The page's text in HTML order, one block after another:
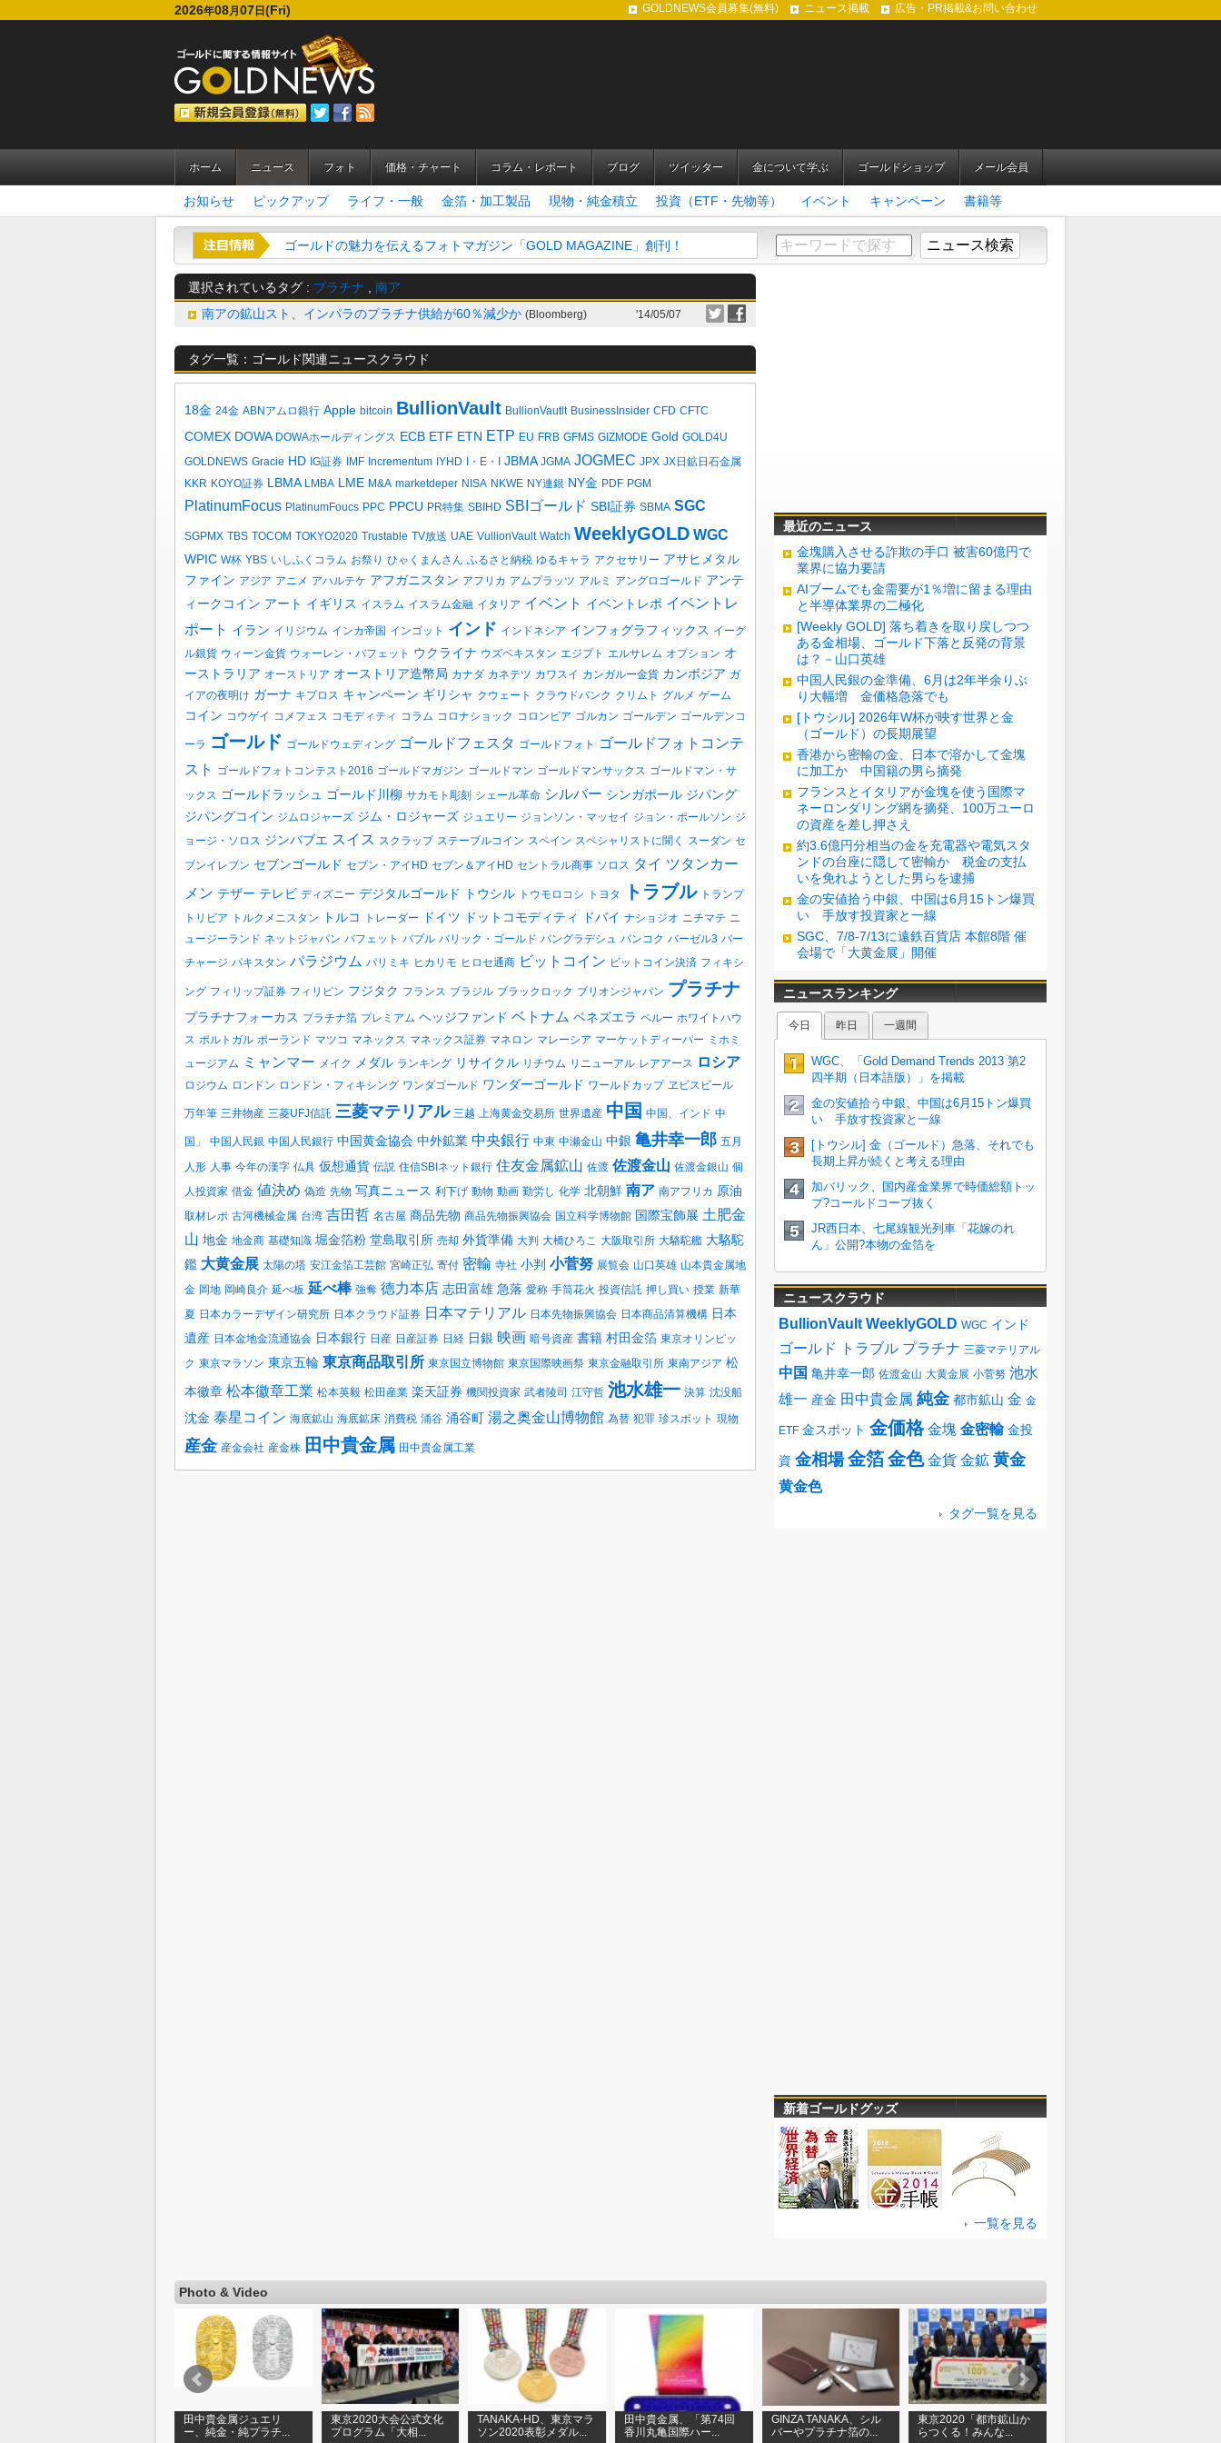
2026年08月 07 日 (Fri) GOLDNEWS会員募集(無料) ニュース掲載 広告・PR掲載&お問い合わせ
ホーム ニュース フォト 価格・チャート コラム・レポート ブログ ツイッター 金について学ぶ ゴールドショップ メール会員
お知らせ ピックアップ ライフ・一般 金箔・加工製品 現物・純金積立 投資（ETF・先物等） イベント キャンペーン 書籍等
ゴールドの魅力を伝えるフォトマガジン「GOLD MAGAZINE」創刊！
選択されているタグ : プラチナ
南ア
南アの鉱山スト、インパラのプラチナ供給が60％減少か (Bloomberg) '14/05/07
タグ一覧：ゴールド関連ニュースクラウド
18金 24金 ABNアムロ銀行 Apple bitcoin BullionVault BullionVautlt BusinessInsider CFD CFTC
COMEX DOWA DOWAホールディングス ECB ETF ETN ETP EU FRB GFMS GIZMODE Gold GOLD4U
GOLDNEWS Gracie HD IG証券 IMF Incrementum IYHD I・E・I JBMA JGMA JOGMEC JPX JX日鉱日石金属
KKR KOYO証券 LBMA LMBA LME M&A marketdeper NISA NKWE NY連銀 NY金 PDF PGM
PlatinumFocus PlatinumFoucs PPC PPCU PR特集 SBIHD SBIゴールド SBI証券 SBMA SGC
SGPMX TBS TOCOM TOKYO2020 Trustable TV放送 UAE VullionVault Watch WeeklyGOLD WGC
WPIC W杯 YBS いしふくコラム お祭り ひゃくまんさん ふるさと納税 ゆるキャラ アクセサリー アサヒメタル
ファイン アジア アニメ アハルテケ アフガニスタン アフリカ アムプラッツ アルミ アングロゴールド アンテ
ィークコイン アート イギリス イスラム イスラム金融 イタリア イベント イベントレポ イベントレ
ポート イラン イリジウム インカ帝国 インゴット インド インドネシア インフォグラフィックス イーグ
ル銀貨 ウィーン金貨 ウォーレン・バフェット ウクライナ ウズベキスタン エジプト エルサレム オプション オ
ーストラリア オーストリア オーストリア造幣局 カナダ カネテツ カワスイ カンガルー金貨 カンボジア ガ
イアの夜明け ガーナ キプロス キャンペーン ギリシャ クウェート クラウドバンク クリムト グルメ ゲーム
コイン コウゲイ コメフェス コモディティ コラム コロナショック コロンビア ゴルカン ゴールデン ゴールデンコ
ーラ ゴールド ゴールドウェディング ゴールドフェスタ ゴールドフォト
ゴールドフォトコンテ
スト
ゴールドフォトコンテスト2016 ゴールドマガジン ゴールドマン ゴールドマンサックス ゴールドマン・サ
ックス ゴールドラッシュ ゴールド川柳 サカモト彫刻 シェール革命 シルバー シンガポール ジパング
ジパングコイン ジムロジャーズ ジム・ロジャーズ ジュエリー ジョンソン・マッセイ ジョン・ポールソン ジ
ョージ・ソロス ジンバブエ スイス スクラップ ステーブルコイン スペイン スペシャリストに聞く スーダン セ
ブンイレブン セブンゴールド セブン・アイHD セブン＆アイHD セントラル商事 ソロス タイ ツタンカー
メン テザー テレビ ディズニー デジタルゴールド トウシル トウモロコシ トヨタ トラブル トランプ
トリビア
トルクメニスタン トルコ トレーダー ドイツ ドットコモディティ ドバイ ナショジオ ニチマテ ニ
ュージーランド ネットジャパン バフェット バブル バリック・ゴールド バングラデシュ バンコク バーゼル3 バー
チャージ パキスタン パラジウム パリミキ ヒカリモ ヒロセ通商 ビットコイン ビットコイン決済 フィキシ
ング フィリップ証券 フィリピン フジタク フランス ブラジル ブラックロック ブリオンジャパン プラチナ
プラチナフォーカス プラチナ箔 プレミアム ヘッジファンド ベトナム ベネズエラ ペルー ホワイトハウ
ス ポルトガル ポーランド マツコ マネックス マネックス証券 マネロン マレーシア マーケットディーパー ミホミ
ュージアム
ミャンマー メイク メダル ランキング リサイクル リチウム リニューアル レアアース ロシア
ロジウム ロンドン ロンドン・フィキシング ワンダゴールド ワンダーゴールド ワールドカップ ヱビスビール
万年筆 三井物産 三菱UFJ信託 三菱マテリアル 三越 上海黄金交易所 世界遺産 中国 中国、インド 中
国」 中国人民銀 中国人民銀行 中国黄金協会 中外鉱業 中央銀行 中東 中瀬金山 中銀 亀井幸一郎 五月
人形 人事 今年の漢字 仏具 仮想通貨 伝説 住信SBIネット銀行 住友金属鉱山 佐渡 佐渡金山 佐渡金銀山 個
人投資家 借金 値決め 偽造 先物 写真ニュース 利下げ 動物 動画 勤労し 化学 北朝鮮 南ア 南アフリカ 原油
取材レポ 古河機械金属 台湾 吉田哲 名古屋 商品先物 商品先物振興協会 国立科学博物館 国際宝飾展 土肥金
山 地金 地金商 基礎知識 堀金箔粉 堂島取引所 売却 外貨準備 大判 大橋ひろこ 大阪取引所 大駱駝艦 大駱駝
鑑 大黄金展 太陽の塔 安江金箔工芸館 宮崎正弘 寄付 密輸 寺社 小判 小菅努 展覧会 山口英雄 山本貴金属地
金 岡地 岡崎良介 延べ板 延べ棒 強奪 徳力本店 志田富雄 急落 愛称 手筒花火 投資信託 押し買い 授業 新華
夏 日本カラーデザイン研究所 日本クラウド証券 日本マテリアル 日本先物振興協会 日本商品清算機構 日本
遺産 日本金地金流通協会 日本銀行 日産 日産証券 日経 日銀 映画 暗号資産 書籍 村田金箔 東京オリンピッ
ク 東京マラソン 東京五輪 東京商品取引所 東京国立博物館 東京国際映画祭 東京金融取引所 東南アジア 松
本徽章 松本徽章工業 松本英毅 松田産業 楽天証券 機関投資家 武者陵司 江守哲 池水雄一 決算 沈没船
沈金 泰星コイン 海底鉱山 海底鉱床 消費税 涌谷 涌谷町 湯之奥金山博物館 為替 犯罪 珍スポット 現物
産金 産金会社 産金株 田中貴金属 田中貴金属工業
最近のニュース
金塊購入させる詐欺の手口 被害60億円で
業界に協力要請
AIブームでも金需要が1％増に留まる理由
と半導体業界の二極化
[Weekly GOLD] 落ち着きを取り戻しつつ
ある金相場、ゴールド下落と反発の背景
は？－山口英雄
中国人民銀の金準備、6月は2年半余りぶ
り大幅増 金価格急落でも
[トウシル] 2026年W杯が映す世界と金
（ゴールド）の長期展望
香港から密輸の金、日本で溶かして金塊
に加工か 中国籍の男ら摘発
フランスとイタリアが金塊を使う国際マ
ネーロンダリング網を摘発、100万ユーロ
の資産を差し押さえ
約3.6億円分相当の金を充電器や電気スタ
ンドの台座に隠して密輸か 税金の支払
いを免れようとした男らを逮捕
金の安値拾う中銀、中国は6月15トン爆買
い 手放す投資家と一線
SGC、7/8-7/13に遠鉄百貨店 本館8階 催
会場で「大黄金展」開催
ニュースクラウド
BullionVault WeeklyGOLD WGC インド
ゴールド トラブル プラチナ 三菱マテリアル
中国 亀井幸一郎 佐渡金山 大黄金展 小菅努 池水
雄一 産金 田中貴金属 純金 都市鉱山 金 金
ETF 金スポット 金価格 金塊 金密輸 金投
資 金相場 金箔金色 金貨 金鉱 黄金
黄金色
タグ一覧を見る
新着ゴールドグッズ
一覧を見る
Photo & Video
田中貴金属ジュエリ
ー、純金・純プラチ...
東京2020大会公式文化
プログラム「大相...
TANAKA-HD、東京マラ
ソン2020表彰メダル...
田中貴金属、「第74回
香川丸亀国際ハー...
GINZA TANAKA、シル
バーやプラチナ箔の...
東京2020「都市鉱山か
らつくる！みんな...